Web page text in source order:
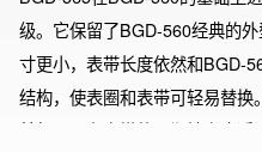
级。它保留了BGD-560经典的
寸更小，表带长度依然和BGD-
结构，使表圈和表带可轻易替
美驾驭。在穿搭的可塑性上也适